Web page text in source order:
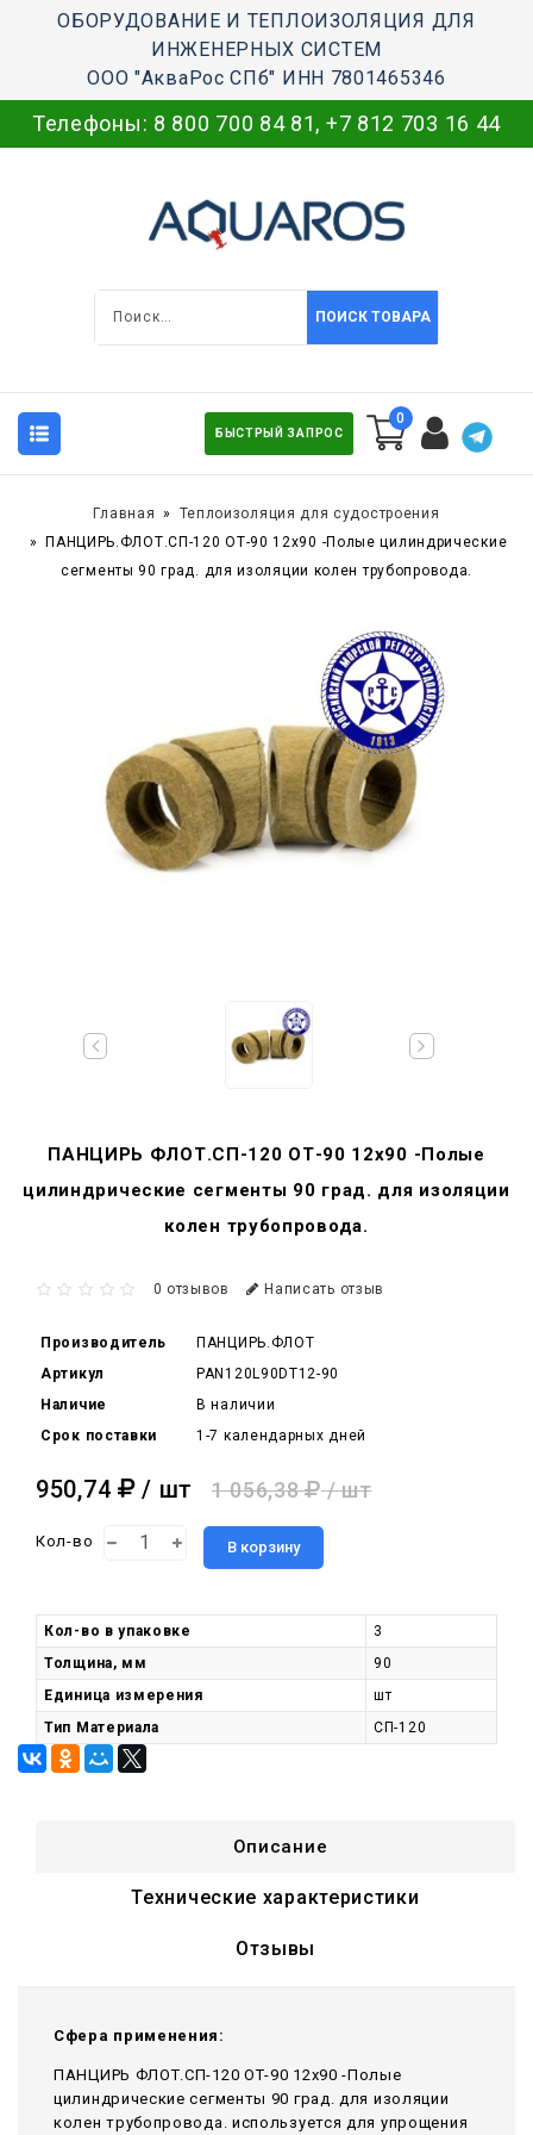
ОБОРУДОВАНИЕ И ТЕПЛОИЗОЛЯЦИЯ ДЛЯ
ИНЖЕНЕРНЫХ СИСТЕМ
ООО "АкваРос СПб" ИНН 7801465346
Телефоны: 8 800 700 84 81, +7 812 703 16 44
ПОИСК ТОВАРА
БЫСТРЫЙ ЗАПРОС
0
Главная
Теплоизоляция для судостроения
ПАНЦИРЬ.ФЛОТ.СП-120 ОТ-90 12x90 -Полые цилиндрические
сегменты 90 град. для изоляции колен трубопровода.
ПАНЦИРЬ ФЛОТ.СП-120 ОТ-90 12x90 -Полые
цилиндрические сегменты 90 град. для изоляции
колен трубопровода.
0 отзывов Написать отзыв
Производитель
ПАНЦИРЬ.ФЛОТ
Артикул
PAN120L90DT12-90
Наличие
В наличии
Срок поставки
1-7 календарных дней
950,74 / шт 1 056,38 / шт
Кол-во В корзину
Кол-во в упаковке
3
Толщина, мм
90
Единица измерения
шт
Тип Материала
СП-120
Описание
Технические характеристики
Отзывы
Сфера применения:
ПАНЦИРЬ ФЛОТ.СП-120 ОТ-90 12x90 -Полые
цилиндрические сегменты 90 град. для изоляции
колен трубопровода. используется для упрощения